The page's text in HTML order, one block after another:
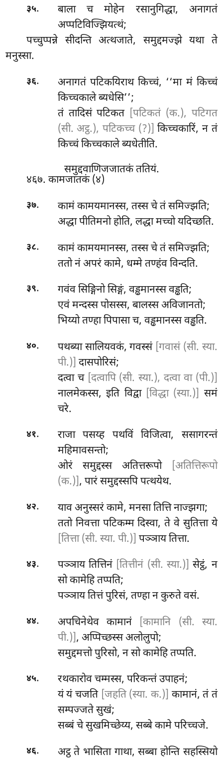
३५. बालाच मोहेन रसानुगिद्धा, अनागतं
अप्पटिविज्झियत्थं;
पच्चुप्पन्ने सीदन्ति अत्थजाते, समुद्दमज्झे यथा ते
मनुस्सा.
३६. अनागतं पटिकयिराथ किच्चं, ‘‘मा मं किच्चं
किच्चकाले ब्यधेसि’’;
तं तादिसं पटिकत [पटिकतं (क.), पटिगत
(सी. अट्ठ.), पटिकच्च (?)] किच्चकारिं, न तं
किच्चं किच्चकाले ब्यधेतीति.
समुद्दवाणिजजातकं ततियं.
४६७. कामजातकं (४)
३७. कामंकामयमानस्स, तस्स चे तं समिज्झति;
अद्धा पीतिमनो होति, लद्धा मच्चो यदिच्छति.
३८.
कामं कामयमानस्स, तस्स चे तं समिज्झति;
ततो नं अपरं कामे, धम्मे तण्हंव विन्दति.
३९.
गवंव सिङ्गिनो सिङ्गं, वड्ढमानस्स वड्ढति;
एवं मन्दस्स पोसस्स, बालस्स अविजानतो;
भिय्यो तण्हा पिपासा च, वड्ढमानस्स वड्ढति.
४०. पथब्या सालियवकं, गवस्सं [गवासं (सी. स्या.
पी.)] दासपोरिसं;
दत्वा च [दत्वापि (सी. स्या.), दत्वा वा (पी.)]
नालमेकस्स, इति विद्वा [विद्धा (स्या.)] समं
चरे.
४१. राजापसय्ह पथविं विजित्वा, ससागरन्तं
महिमावसन्तो;
ओरं समुद्दस्स अतित्तरूपो
[अतित्तिरूपो
(क.)], पारं समुद्दस्सपि पत्थयेथ.
४२.
याव अनुस्सरं कामे, मनसा तित्ति नाज्झगा;
ततो निवत्ता पटिकम्म दिस्वा, ते वे सुतित्ता ये
[तित्ता (सी. स्या. पी.)] पञ्ञाय तित्ता.
४३. पञ्ञाय तित्तिनं [तित्तीनं (सी. स्या.)] सेट्ठं, न
सो कामेहि तप्पति;
पञ्ञाय तित्तं पुरिसं, तण्हा न कुरुते वसं.
४४. अपचिनेथेव कामानं
[कामानि (सी. स्या.
पी.)], अप्पिच्छस्स अलोलुपो;
समुद्दमत्तो पुरिसो, न सो कामेहि तप्पति.
४५.
रथकारोव चम्मस्स, परिकन्तं उपाहनं;
यं यं चजति [जहति (स्या. क.)] कामानं, तं तं
सम्पज्जते सुखं;
सब्बं चे सुखमिच्छेय्य, सब्बे कामे परिच्चजे.
४६. अट्ठते भासिता गाथा, सब्बा होन्ति सहस्सियो